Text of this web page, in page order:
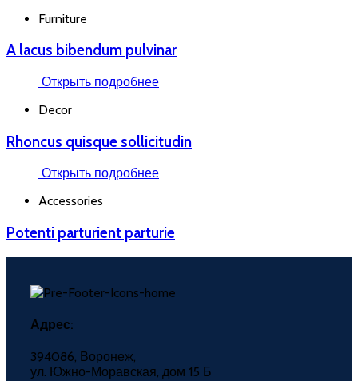
Furniture
A lacus bibendum pulvinar
Открыть подробнее
Decor
Rhoncus quisque sollicitudin
Открыть подробнее
Accessories
Potenti parturient parturie
Адрес:
394086, Воронеж,
ул. Южно-Моравская, дом 15 Б